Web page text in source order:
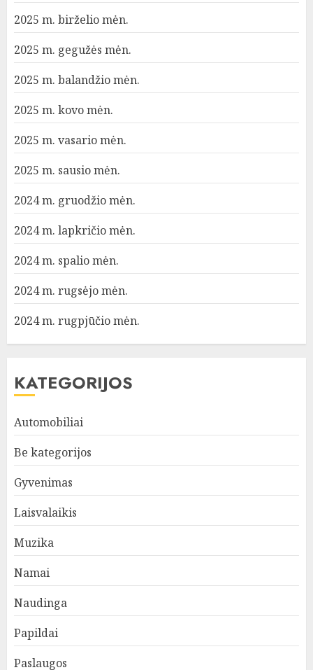
2025 m. birželio mėn.
2025 m. gegužės mėn.
2025 m. balandžio mėn.
2025 m. kovo mėn.
2025 m. vasario mėn.
2025 m. sausio mėn.
2024 m. gruodžio mėn.
2024 m. lapkričio mėn.
2024 m. spalio mėn.
2024 m. rugsėjo mėn.
2024 m. rugpjūčio mėn.
KATEGORIJOS
Automobiliai
Be kategorijos
Gyvenimas
Laisvalaikis
Muzika
Namai
Naudinga
Papildai
Paslaugos